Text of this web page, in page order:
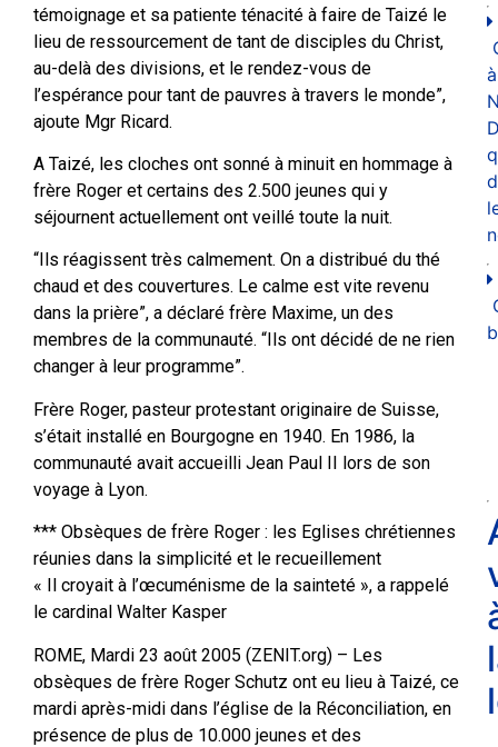
témoignage et sa patiente ténacité à faire de Taizé le
lieu de ressourcement de tant de disciples du Christ,
au-delà des divisions, et le rendez-vous de
l’espérance pour tant de pauvres à travers le monde”,
ajoute Mgr Ricard.
A Taizé, les cloches ont sonné à minuit en hommage à
frère Roger et certains des 2.500 jeunes qui y
séjournent actuellement ont veillé toute la nuit.
“Ils réagissent très calmement. On a distribué du thé
chaud et des couvertures. Le calme est vite revenu
dans la prière”, a déclaré frère Maxime, un des
membres de la communauté. “Ils ont décidé de ne rien
changer à leur programme”.
Frère Roger, pasteur protestant originaire de Suisse,
s’était installé en Bourgogne en 1940. En 1986, la
communauté avait accueilli Jean Paul II lors de son
voyage à Lyon.
*** Obsèques de frère Roger : les Eglises chrétiennes
réunies dans la simplicité et le recueillement
« Il croyait à l’œcuménisme de la sainteté », a rappelé
le cardinal Walter Kasper
ROME, Mardi 23 août 2005 (ZENIT.org) – Les
obsèques de frère Roger Schutz ont eu lieu à Taizé, ce
mardi après-midi dans l’église de la Réconciliation, en
présence de plus de 10.000 jeunes et des
à